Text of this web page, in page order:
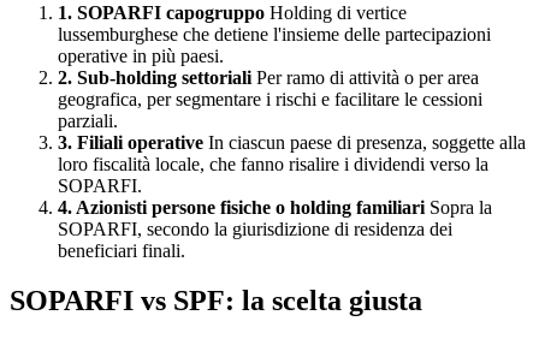
1. SOPARFI capogruppo Holding di vertice
lussemburghese che detiene l'insieme delle partecipazioni
operative in più paesi.
2. Sub-holding settoriali Per ramo di attività o per area
geografica, per segmentare i rischi e facilitare le cessioni
parziali.
3. Filiali operative In ciascun paese di presenza, soggette alla
loro fiscalità locale, che fanno risalire i dividendi verso la
SOPARFI.
4. Azionisti persone fisiche o holding familiari Sopra la
SOPARFI, secondo la giurisdizione di residenza dei
beneficiari finali.
SOPARFI vs SPF: la scelta giusta